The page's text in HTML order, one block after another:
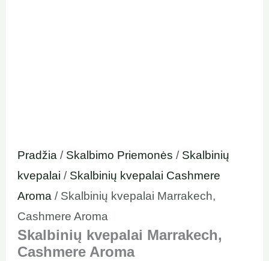
Pradžia / Skalbimo Priemonės / Skalbinių
kvepalai / Skalbinių kvepalai Cashmere
Aroma / Skalbinių kvepalai Marrakech,
Cashmere Aroma
Skalbinių kvepalai Marrakech,
Cashmere Aroma